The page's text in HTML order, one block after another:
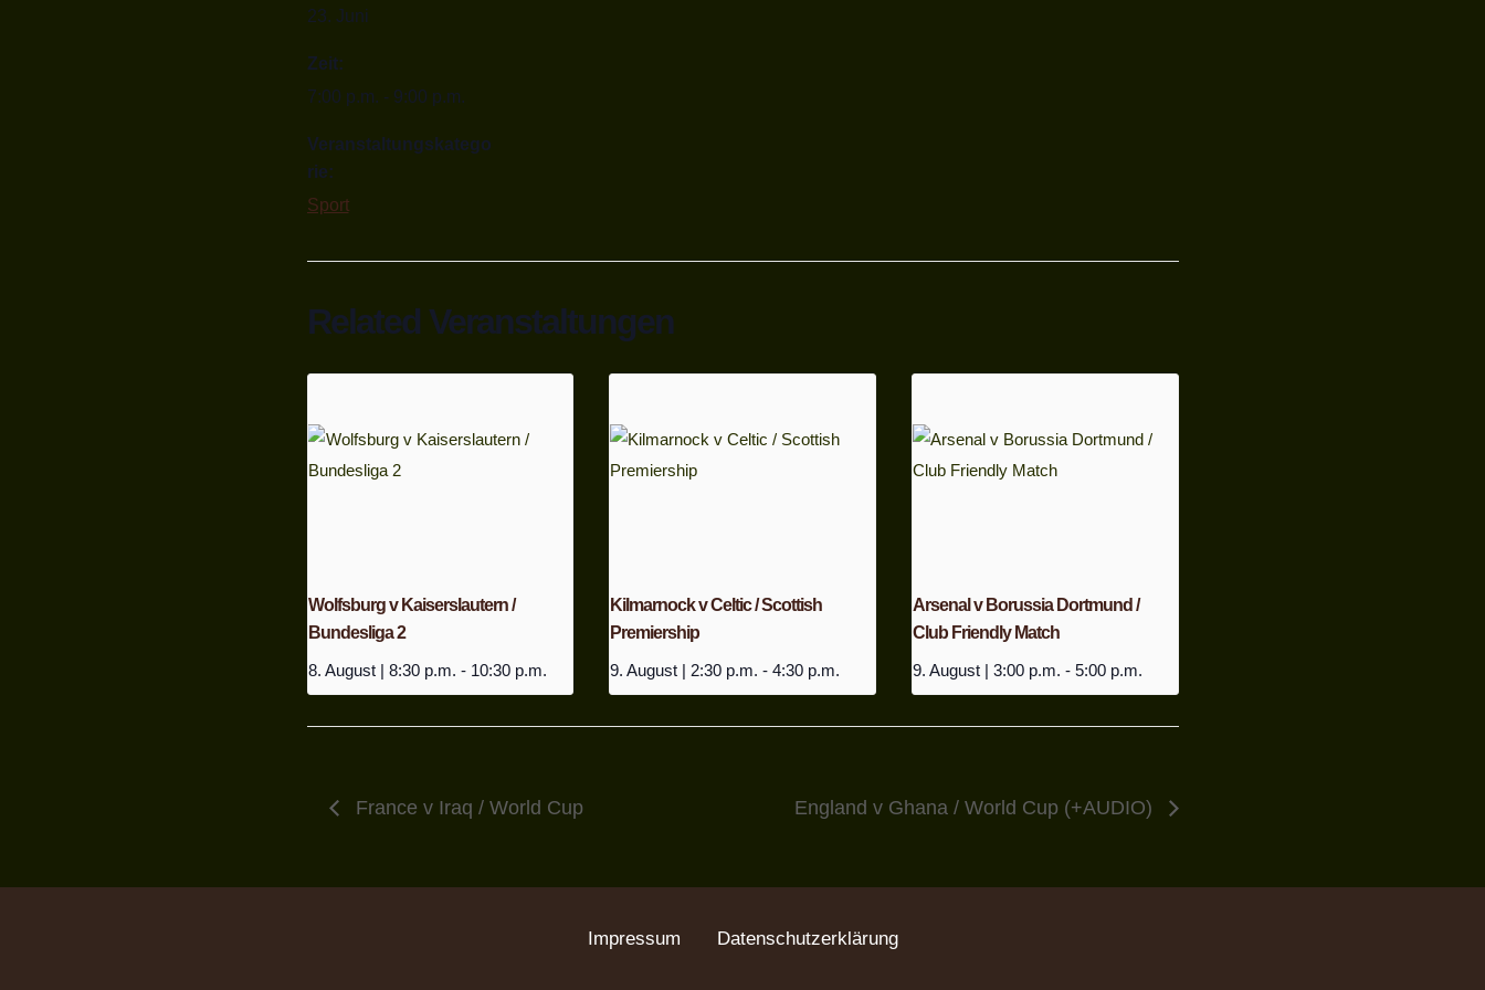
23. Juni
Zeit:
7:00 p.m. - 9:00 p.m.
Veranstaltungskatego
rie:
Sport
Related Veranstaltungen
Wolfsburg v Kaiserslautern /
Bundesliga 2
8. August | 8:30 p.m. - 10:30 p.m.
Kilmarnock v Celtic / Scottish
Premiership
9. August | 2:30 p.m. - 4:30 p.m.
Arsenal v Borussia Dortmund /
Club Friendly Match
9. August | 3:00 p.m. - 5:00 p.m.
France v Iraq / World Cup England v Ghana / World Cup (+AUDIO)
Impressum Datenschutzerklärung